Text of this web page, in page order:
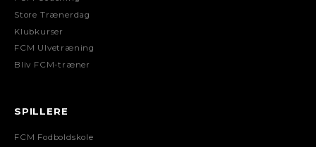
Store Trænerdag
Klubkurser
FCM Ulvetræning
Bliv FCM-træner
SPILLERE
FCM Fodboldskole